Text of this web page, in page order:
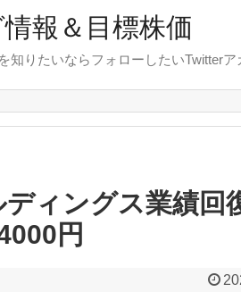
報＆目標株価
知りたいならフォローしたいTwitter
ィングス業績回
円